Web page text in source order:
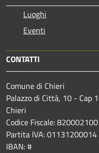
Luoghi
Eventi
CONTATTI
Comune di Chieri
Palazzo di Città, 10 - Cap
Chieri
Codice Fiscale:
Partita IVA: 01131200014
IBAN: #